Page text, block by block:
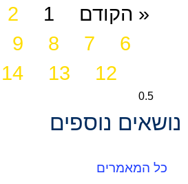
« הקודם 1
2
6
7
8
9
12
13
14
נושאים נוספים
כל המאמרים